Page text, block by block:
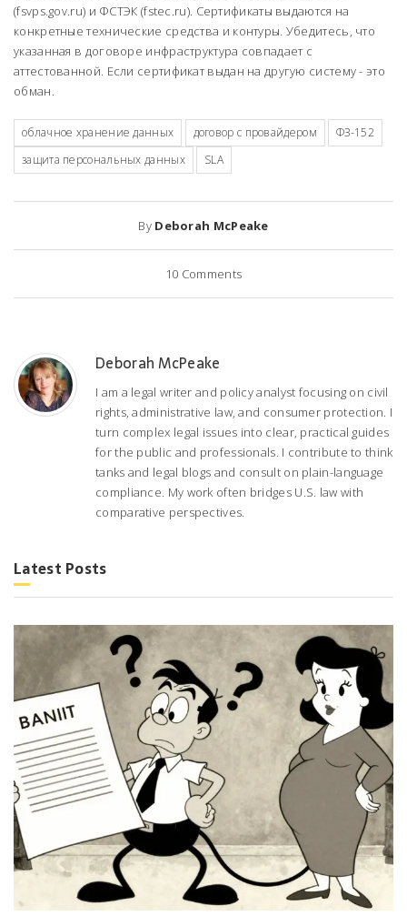
(fsvps.gov.ru) и ФСТЭК (fstec.ru). Сертификаты выдаются на
конкретные технические средства и контуры. Убедитесь, что
указанная в договоре инфраструктура совпадает с
аттестованной. Если сертификат выдан на другую систему - это
обман.
облачное хранение данных договор с провайдером
ФЗ-152
защита персональных данных
SLA
By Deborah McPeake
10 Comments
Deborah McPeake
I am a legal writer and policy analyst focusing on civil
rights, administrative law, and consumer protection. I
turn complex legal issues into clear, practical guides
for the public and professionals. I contribute to think
tanks and legal blogs and consult on plain-language
compliance. My work often bridges U.S. law with
comparative perspectives.
Latest Posts